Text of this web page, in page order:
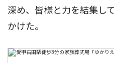
深め、皆様と力を結集し
かけた。